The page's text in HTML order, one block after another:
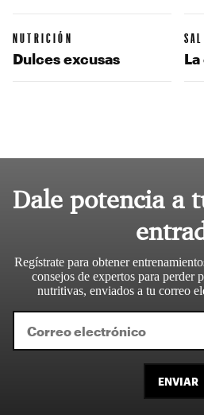
NUTRICIÓN
Dulces excusas
Dale potencia a
Regístrate para obtener
consejos de expertos para perder
nutritivas, enviados a tu correo
ENVIAR